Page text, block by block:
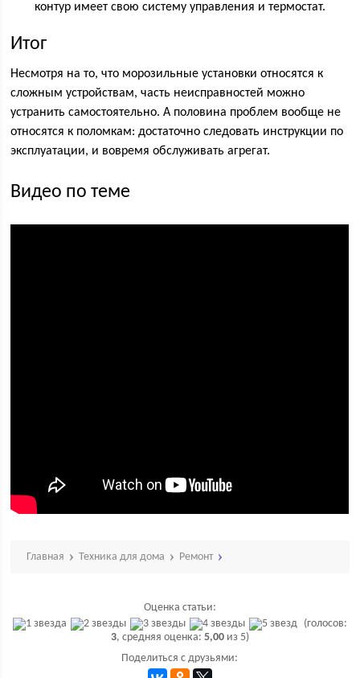
контур имеет свою систему управления и термостат.
Итог
Несмотря на то, что морозильные установки относятся к
сложным устройствам, часть неисправностей можно
устранить самостоятельно. А половина проблем вообще не
относятся к поломкам: достаточно следовать инструкции по
эксплуатации, и вовремя обслуживать агрегат.
Видео по теме
Главная Техника для дома Ремонт
Оценка статьи:
(голосов:
3, средняя оценка: 5,00из 5)
Поделиться с друзьями: